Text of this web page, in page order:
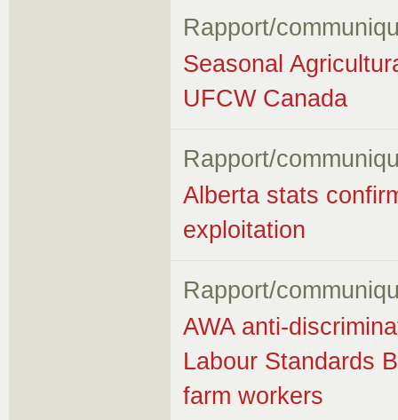
Rapport/
Seasonal
UFCW Canada
Rapport/
Alberta stats
exploitation
Rapport/
AWA anti-
Labour Standards
farm workers